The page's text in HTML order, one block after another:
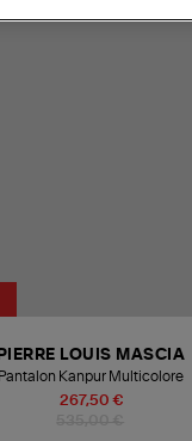
267,50 €
PIERRE LOUIS MASCIA
Pantalon Kanpur Multicolore